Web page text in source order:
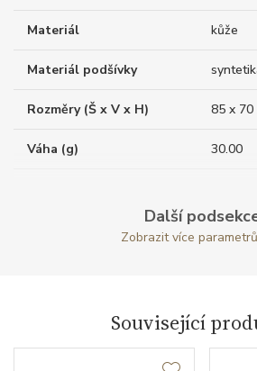
Materiál kůže
Materiál podšívky
Rozměry (Š x V x H) 85 x 70
Váha (g) 30.00
Další
Zobrazit více parametrů
Související